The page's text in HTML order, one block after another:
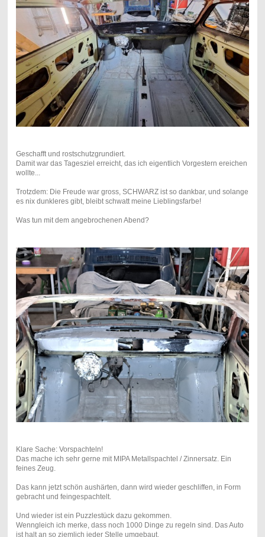
Geschafft und rostschutzgrundiert.
Damit war das Tagesziel erreicht, das ich eigentlich Vorgestern ereichen
wollte...
Trotzdem: Die Freude war gross, SCHWARZ ist so dankbar, und solange
es nix dunkleres gibt, bleibt schwatt meine Lieblingsfarbe!
Was tun mit dem angebrochenen Abend?
Klare Sache: Vorspachteln!
Das mache ich sehr gerne mit MIPA Metallspachtel / Zinnersatz. Ein
feines Zeug.
Das kann jetzt schön aushärten, dann wird wieder geschliffen, in Form
gebracht und feingespachtelt.
Und wieder ist ein Puzzlestück dazu gekommen.
Wenngleich ich merke, dass noch 1000 Dinge zu regeln sind. Das Auto
ist halt an so ziemlich jeder Stelle umgebaut.